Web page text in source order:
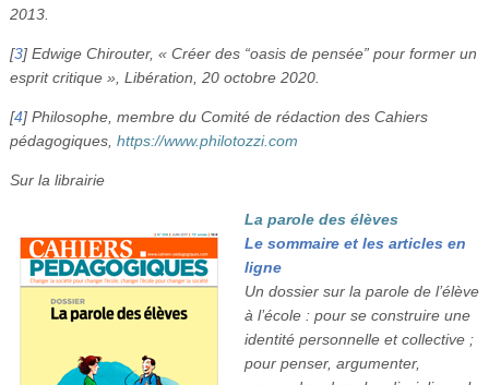
2013.
[3] Edwige Chirouter, « Créer des “oasis de pensée” pour former un
esprit critique », Libération , 20 octobre 2020.
[4] Philosophe, membre du Comité de rédaction des Cahiers
pédagogiques, https://www.philotozzi.com
Sur la librairie
La parole des élèves
Le sommaire et les articles en
ligne
Un dossier sur la parole de l’élève
à l’école : pour se construire une
identité personnelle et collective ;
pour penser, argumenter,